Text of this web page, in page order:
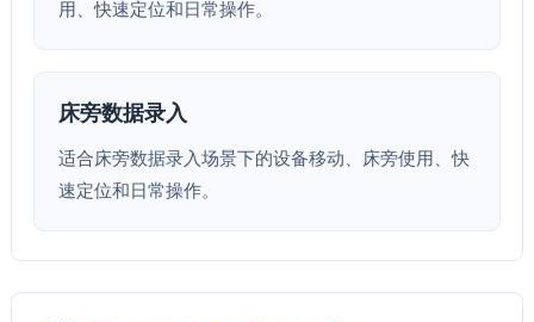
用、快速定位和日常操作。
床旁数据录入
适合床旁数据录入场景下的设备移动、床旁使用、快
速定位和日常操作。